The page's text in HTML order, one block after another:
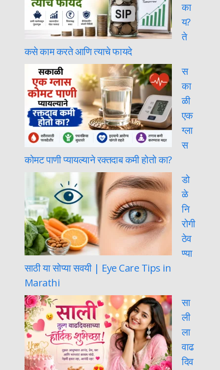
का
य?
ते
कसे काम करते आणि त्याचे फायदे
स
का
ळी
एक
ग्ला
स
कोमट पाणी प्यायल्याने रक्तदाब कमी होतो का?
डो
ळे
नि
रोगी
ठेव
ण्या
साठी या सोप्या सवयी | Eye Care Tips in
Marathi
सा
ली
ला
वाढ
दिव